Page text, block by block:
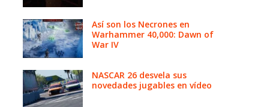
Así son los Necrones en
Warhammer 40,000: Dawn of
War IV
NASCAR 26 desvela sus
novedades jugables en vídeo